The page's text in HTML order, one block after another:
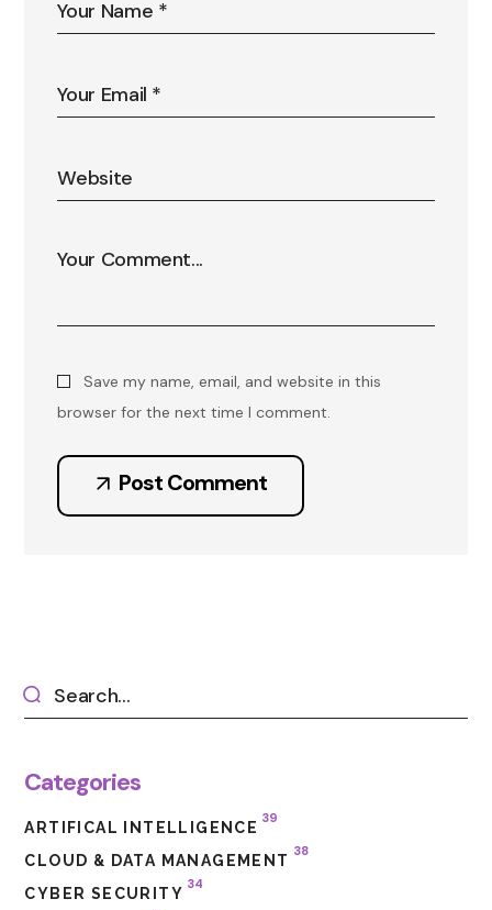
Save my name, email, and website in this
browser for the next time I comment.
Post Comment
Categories
ARTIFICAL INTELLIGENCE
39
CLOUD & DATA MANAGEMENT
38
CYBER SECURITY
34